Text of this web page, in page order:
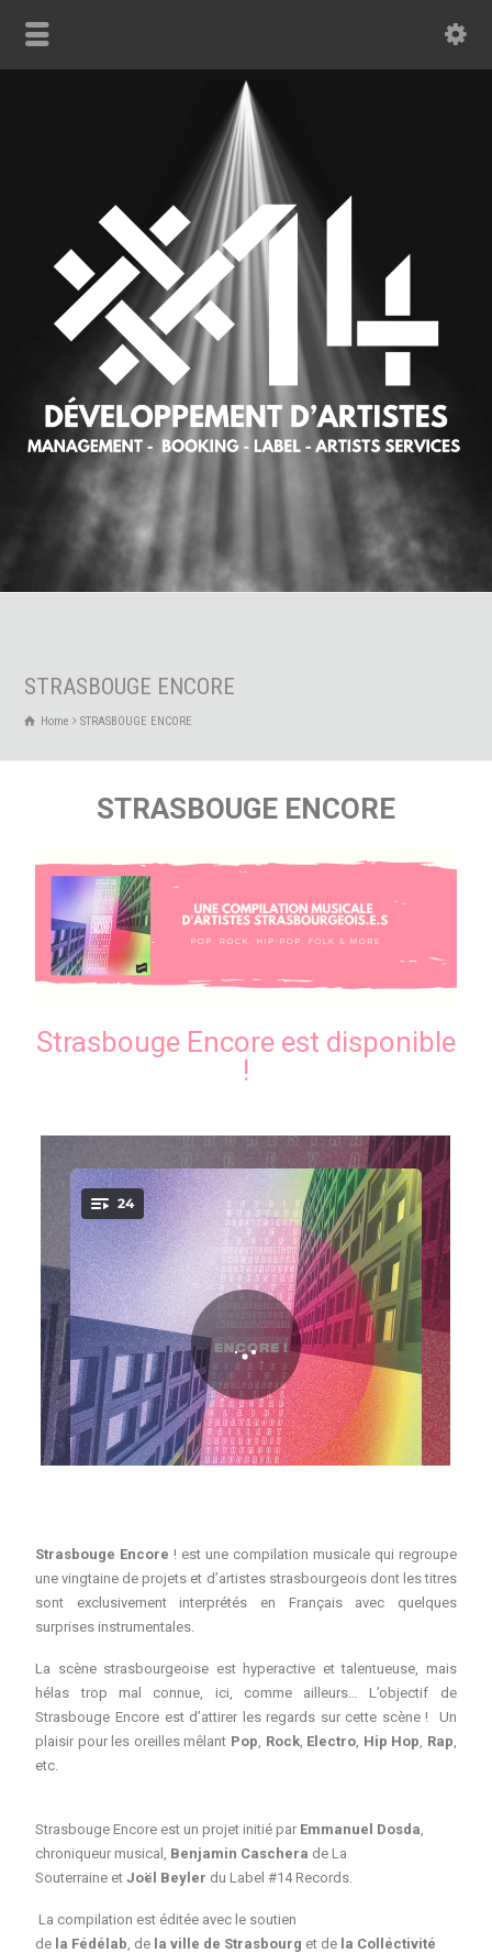
STRASBOUGE ENCORE
Home STRASBOUGE ENCORE
STRASBOUGE ENCORE
Strasbouge Encore est disponible
!
Strasbouge Encore ! est une compilation musicale qui regroupe
une vingtaine de projets et d’artistes strasbourgeois dont les titres
sont exclusivement interprétés en Français avec quelques
surprises instrumentales.
La scène strasbourgeoise est hyperactive et talentueuse, mais
hélas trop mal connue, ici, comme ailleurs… L’objectif de
Strasbouge Encore est d’attirer les regards sur cette scène ! Un
plaisir pour les oreilles mêlant Pop Rock, Electro Hip Hop Rap
etc.
Strasbouge Encore est un projet initié par Emmanuel Dosda
chroniqueur musical, Benjamin Caschera de La
Souterraine etJoël Beyler du Label #14 Records.
La compilation est éditée avec le soutien
de la Fédélab , de la ville de Strasbourg et de la Colléctivité